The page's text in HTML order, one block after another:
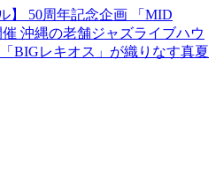
】 50周年記念企画 「MID
沖縄の老舗ジャズライブハウ
BIGレキオス」が織りなす真夏